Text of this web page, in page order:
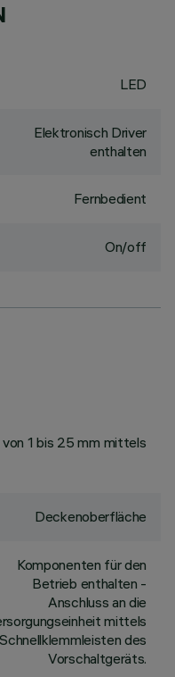
LED
Elektronisch Driver
enthalten
Fernbedient
On/off
1 bis 25 mm mittels
Deckenoberfläche
Komponenten für den
Betrieb enthalten -
Anschluss an die
mittels
Schnellklemmleisten des
Vorschaltgeräts.